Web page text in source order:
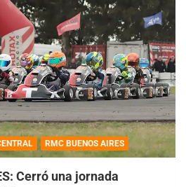
RMC BUENOS AIRES
Cerró una jornada